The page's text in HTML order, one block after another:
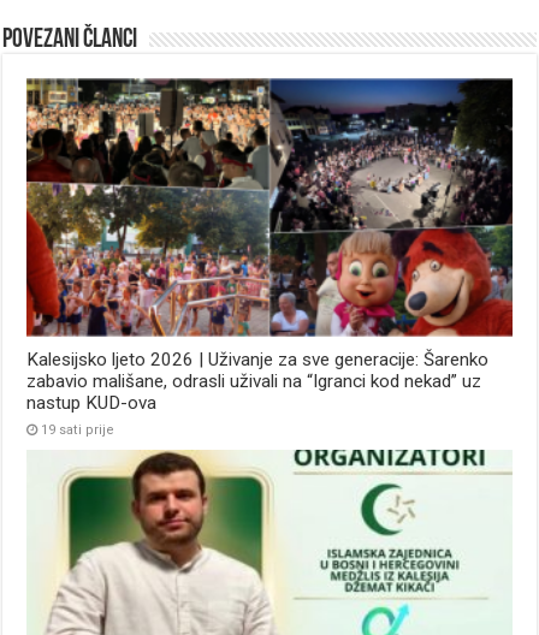
Povezani članci
Kalesijsko ljeto 2026 | Uživanje za sve generacije: Šarenko
zabavio mališane, odrasli uživali na “Igranci kod nekad” uz
nastup KUD-ova
19 sati prije